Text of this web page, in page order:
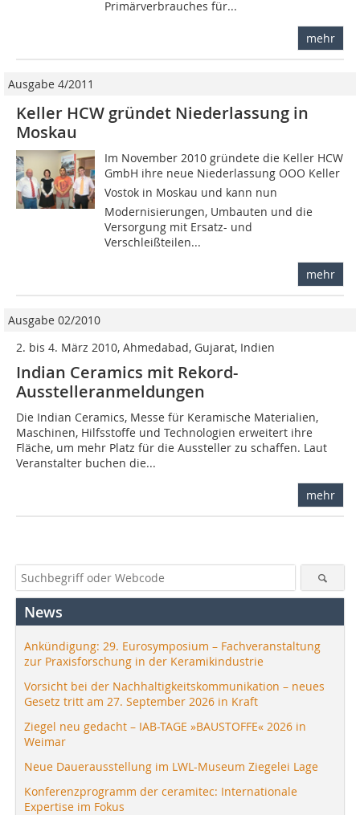
Primärverbrauches für...
mehr
Ausgabe 4/2011
Keller HCW gründet Niederlassung in
Moskau
Im November 2010 gründete die Keller HCW
GmbH ihre neue Niederlassung OOO Keller
Vostok in Moskau und kann nun
Modernisierungen, Umbauten und die
Versorgung mit Ersatz- und
Verschleißteilen...
mehr
Ausgabe 02/2010
2. bis 4. März 2010, Ahmedabad, Gujarat, Indien
Indian Ceramics mit Rekord-
Ausstelleranmeldungen
Die Indian Ceramics, Messe für Keramische Materialien,
Maschinen, ­Hilfs­stoffe und Technologien erweitert ihre
Fläche, um mehr Platz für die Aussteller zu schaffen. Laut
Veranstalter buchen die...
mehr
News
Ankündigung: 29. Eurosymposium – Fachveranstaltung
zur Praxisforschung in der Keramikindustrie
Vorsicht bei der Nachhaltigkeitskommunikation – neues
Gesetz tritt am 27. September 2026 in Kraft
Ziegel neu gedacht – IAB-TAGE »BAUSTOFFE« 2026 in
Weimar
Neue Dauerausstellung im LWL-Museum Ziegelei Lage
Konferenzprogramm der ceramitec: Internationale
Expertise im Fokus